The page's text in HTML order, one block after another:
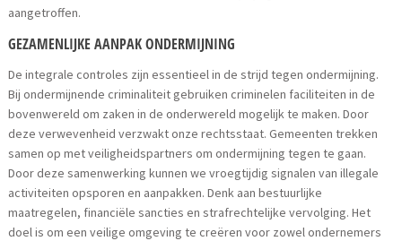
aangetroffen.
GEZAMENLIJKE AANPAK ONDERMIJNING
De integrale controles zijn essentieel in de strijd tegen ondermijning.
Bij ondermijnende criminaliteit gebruiken criminelen faciliteiten in de
bovenwereld om zaken in de onderwereld mogelijk te maken. Door
deze verwevenheid verzwakt onze rechtsstaat. Gemeenten trekken
samen op met veiligheidspartners om ondermijning tegen te gaan.
Door deze samenwerking kunnen we vroegtijdig signalen van illegale
activiteiten opsporen en aanpakken. Denk aan bestuurlijke
maatregelen, financiële sancties en strafrechtelijke vervolging. Het
doel is om een veilige omgeving te creëren voor zowel ondernemers